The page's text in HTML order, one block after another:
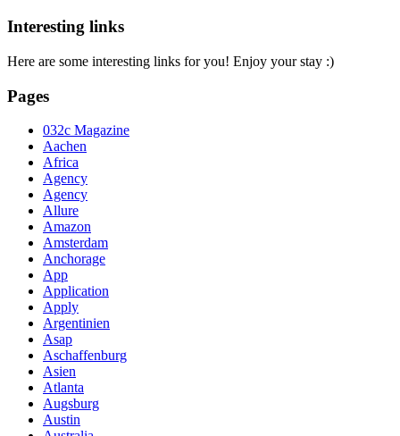
Interesting links
Here are some interesting links for you! Enjoy your stay :)
Pages
032c Magazine
Aachen
Africa
Agency
Agency
Allure
Amazon
Amsterdam
Anchorage
App
Application
Apply
Argentinien
Asap
Aschaffenburg
Asien
Atlanta
Augsburg
Austin